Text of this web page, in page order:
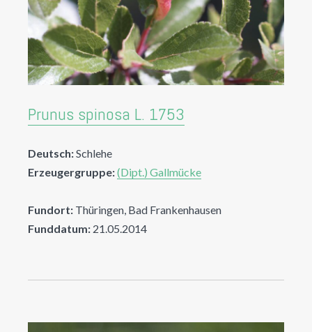
Prunus spinosa L. 1753
Deutsch:Schlehe
Erzeugergruppe:(Dipt.) Gallmücke
Fundort: Thüringen, Bad Frankenhausen
Funddatum: 21.05.2014